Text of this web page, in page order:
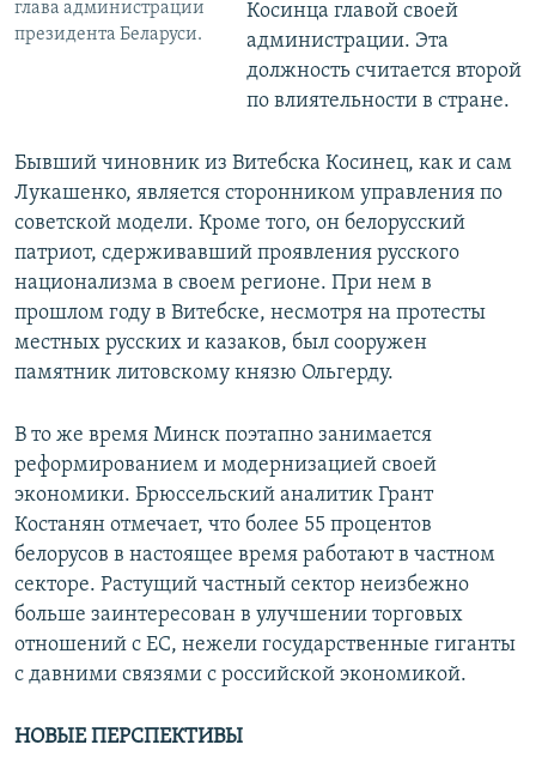
глава администрации
президента Беларуси.
Косинца главой своей
администрации. Эта
должность считается второй
по влиятельности в стране.
Бывший чиновник из Витебска Косинец, как и сам
Лукашенко, является сторонником управления по
советской модели. Кроме того, он белорусский
патриот, сдерживавший проявления русского
национализма в своем регионе. При нем в
прошлом году в Витебске, несмотря на протесты
местных русских и казаков, был сооружен
памятник литовскому князю Ольгерду.
В то же время Минск поэтапно занимается
реформированием и модернизацией своей
экономики. Брюссельский аналитик Грант
Костанян отмечает, что более 55 процентов
белорусов в настоящее время работают в частном
секторе. Растущий частный сектор неизбежно
больше заинтересован в улучшении торговых
отношений с ЕС, нежели государственные гиганты
с давними связями с российской экономикой.
НОВЫЕ ПЕРСПЕКТИВЫ